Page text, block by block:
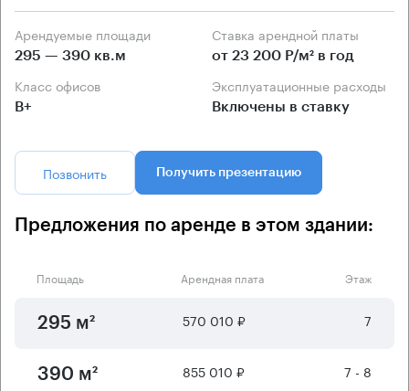
Арендуемые площади
295 — 390 кв.м
Ставка арендной платы
от 23 200 Р/м² в год
Класс офисов
B+
Эксплуатационные расходы
Включены в ставку
Позвонить Получить презентацию
Предложения по аренде в этом здании:
Площадь Арендная плата Этаж
295 м² 570 010 ₽ 7
390 м² 855 010 ₽ 7 - 8